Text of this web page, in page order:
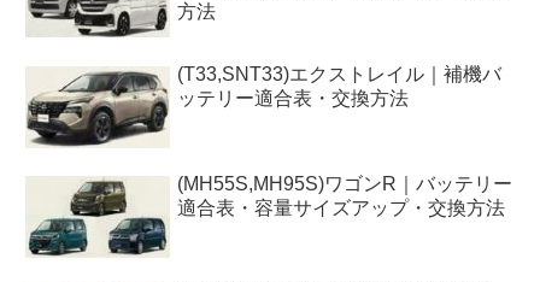
方法
(T33,SNT33)エクストレイル｜補機バ
ッテリー適合表・交換方法
(MH55S,MH95S)ワゴンR｜バッテリー
適合表・容量サイズアップ・交換方法